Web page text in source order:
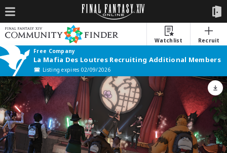
Watchlist
Recruit
Free Company
La Mafia Des Loutres Recruiting Additional Members
Listing expires 02/09/2026